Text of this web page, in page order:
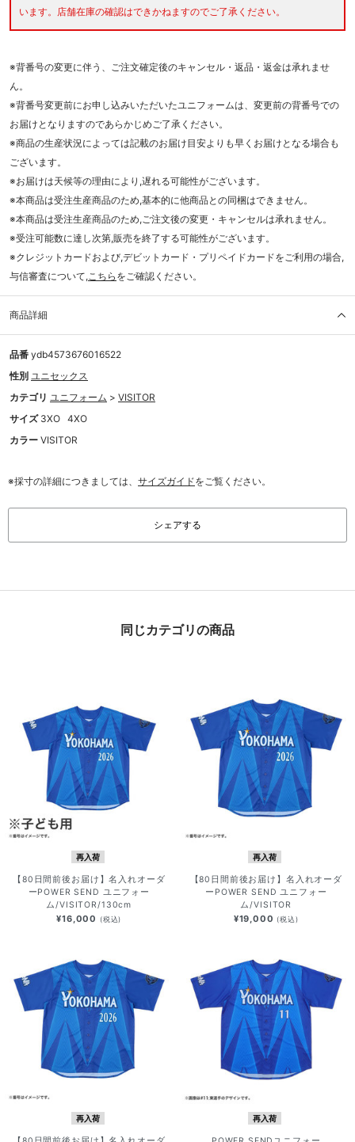
います。店舗在庫の確認はできかねますのでご了承ください。
※背番号の変更に伴う、ご注文確定後のキャンセル・返品・返金は承れませ
ん。
※背番号変更前にお申し込みいただいたユニフォームは、変更前の背番号での
お届けとなりますのであらかじめご了承ください。
※商品の生産状況によっては記載のお届け目安よりも早くお届けとなる場合も
ございます。
※お届けは天候等の理由により,遅れる可能性がございます。
※本商品は受注生産商品のため,基本的に他商品との同梱はできません。
※本商品は受注生産商品のため,ご注文後の変更・キャンセルは承れません。
※受注可能数に達し次第,販売を終了する可能性がございます。
※クレジットカードおよび,デビットカード・プリペイドカードをご利用の場合,
与信審査について,こちら をご確認ください。
商品詳細
品番 ydb4573676016522
性別 ユニセックス
カテゴリ ユニフォーム > VISITOR
サイズ 3XO 4XO
カラー VISITOR
※採寸の詳細につきましては、 サイズガイドをご覧ください。
シェアする
同じカテゴリの商品
再入荷
【80日間前後お届け】名入れオーダ
ーPOWER SEND ユニフォー
ム/VISITOR/130cm
¥16,000 (税込)
再入荷
【80日間前後お届け】名入れオーダ
ーPOWER SEND ユニフォー
ム/VISITOR
¥19,000 (税込)
再入荷 再入荷